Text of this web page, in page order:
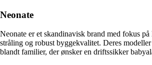
Neonate
Neonate er et skandinavisk brand med fokus
stråling og robust byggekvalitet. Deres
blandt familier, der ønsker en driftssikker